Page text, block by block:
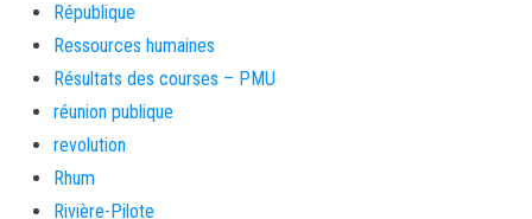
République
Ressources humaines
Résultats des courses – PMU
réunion publique
revolution
Rhum
Rivière-Pilote